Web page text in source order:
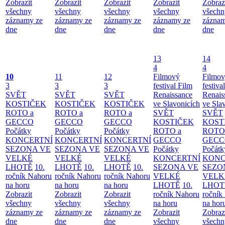
Zobrazit
všechny
záznamy ze
dne
Zobrazit
všechny
záznamy ze
dne
Zobrazit
všechny
záznamy ze
dne
Zobrazit
všechny
záznamy ze
dne
dne
10
3
SVĚT
KOSTIČEK
ROTO a
GECCO
Počátky
KONCERTNÍ
SEZONA VE
VELKÉ
LHOTĚ 10.
ročník Nahoru
na horu
Zobrazit
všechny
záznamy ze
dne
11
3
SVĚT
KOSTIČEK
ROTO a
GECCO
Počátky
KONCERTNÍ
SEZONA VE
VELKÉ
LHOTĚ 10.
ročník Nahoru
na horu
Zobrazit
všechny
záznamy ze
dne
12
3
SVĚT
KOSTIČEK
ROTO a
GECCO
Počátky
KONCERTNÍ
SEZONA VE
VELKÉ
LHOTĚ 10.
ročník Nahoru
na horu
Zobrazit
všechny
záznamy ze
dne
13
4
Filmový
festival Film
Renaissance
ve Slavonicích
SVĚT
KOSTIČEK
ROTO a
GECCO
Počátky
KONCERTNÍ
SEZONA VE
VELKÉ
LHOTĚ 10.
ročník Nahoru
na horu
Zobrazit
všechny
14
4
ve
SVĚT
ročník
na